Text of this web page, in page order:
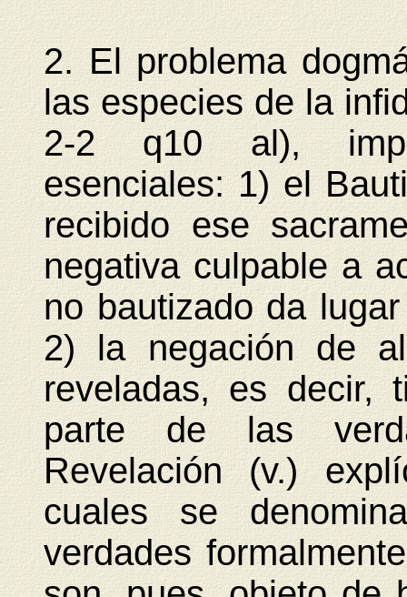
2. El problema
las especies de la
2-2 q10 al),
esenciales: 1) el
recibido ese
negativa culpable a
no bautizado da
2) la negación de
reveladas, es decir,
parte de las
Revelación (v.)
cuales se
verdades